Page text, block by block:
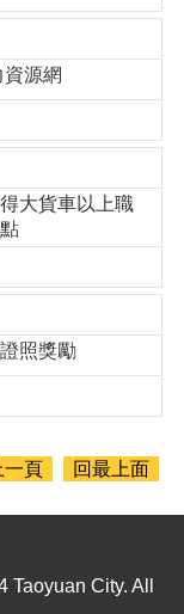
源網
大貨車以上職
照獎勵
一頁 回最上面
City. All